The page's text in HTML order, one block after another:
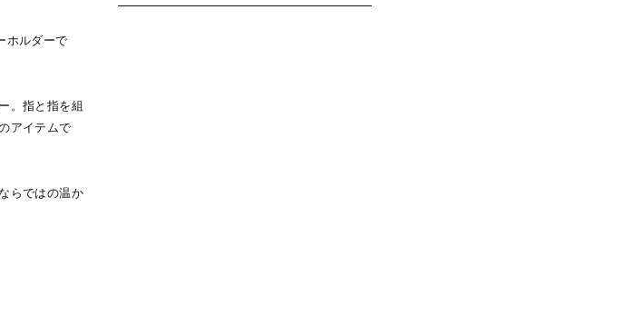
ホルダーで
。指と指を組
アイテムで
らではの温か